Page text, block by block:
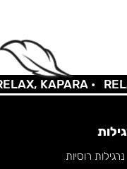
KAPARA •
נרגילות רוסיות